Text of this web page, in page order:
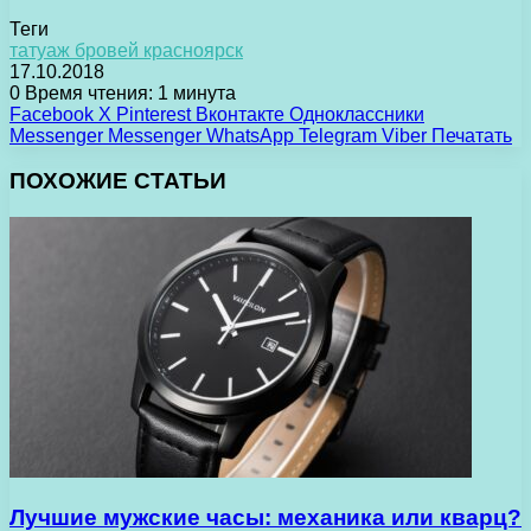
Теги
татуаж бровей красноярск
17.10.2018
0 Время чтения: 1 минута
Facebook X Pinterest Вконтакте Одноклассники
Messenger Messenger WhatsApp Telegram Viber Печатать
ПОХОЖИЕ СТАТЬИ
Лучшие мужские часы: механика или кварц?